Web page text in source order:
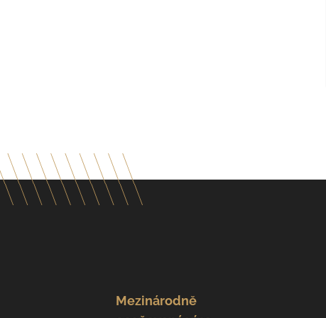
Mezinárodně